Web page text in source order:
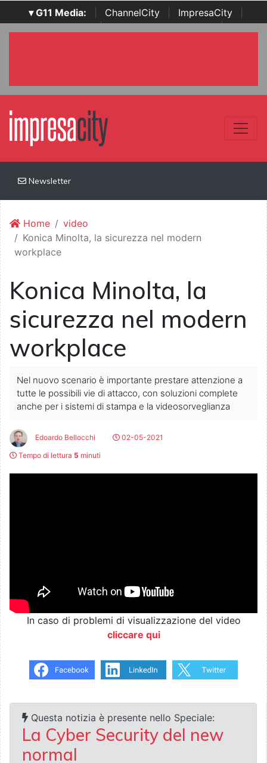
▾ G11 Media: ChannelCity ImpresaCity
SecurityOpenLab | Italian Channel Awards | Italian
Newsletter
Home
video
Konica Minolta, la sicurezza nel modern
workplace
Konica Minolta, la
sicurezza nel modern
workplace
Nel nuovo scenario è importante prestare attenzione a
tutte le possibili vie di attacco, con soluzioni complete
anche per i sistemi di stampa e la videosorveglianza
Edoardo Bellocchi
02-05-2021
Tempo di lettura 5 minuti
In caso di problemi di visualizzazione del video
cliccare qui
Questa notizia è presente nello Speciale:
La Cyber Security del new
normal